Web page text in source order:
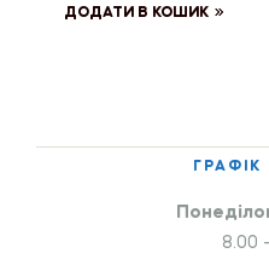
ДОДАТИ В КОШИК
8.00